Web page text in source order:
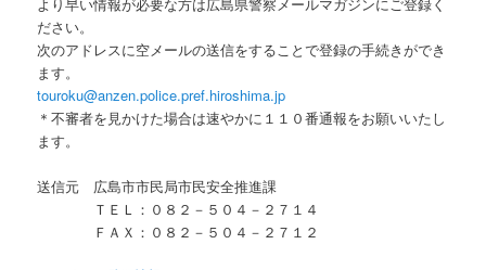
ださい。
次のアドレスに空メールの送信をすることで登録の手続きができ
ます。
touroku@anzen.police.pref.hiroshima.jp
＊不審者を見かけた場合は速やかに１１０番通報をお願いいたし
ます。
送信元 広島市市民局市民安全推進課
ＴＥＬ：０８２－５０４－２７１４
ＦＡＸ：０８２－５０４－２７１２